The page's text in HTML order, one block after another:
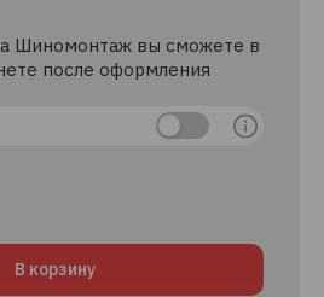
Шиномонтаж вы сможете в
после оформления
В корзину